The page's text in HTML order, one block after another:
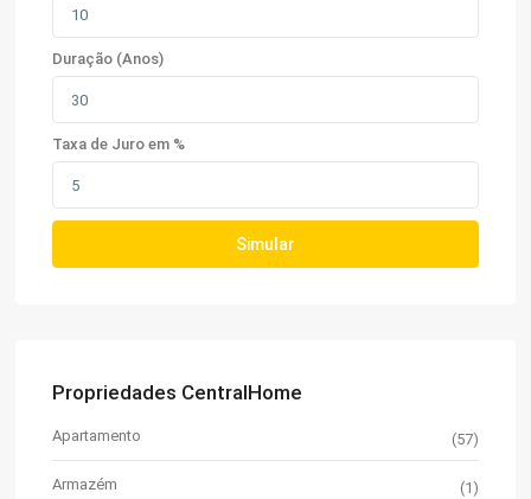
Duração (Anos)
Taxa de Juro em %
Simular
Propriedades CentralHome
Apartamento (57)
Armazém (1)